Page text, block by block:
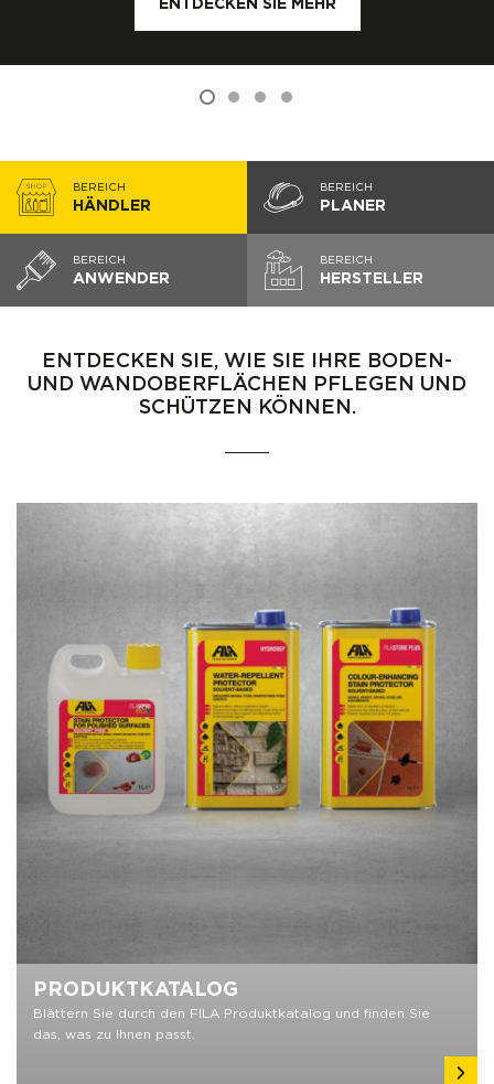
ENTDECKEN SIE MEHR
ENTDECKEN SIE MEHR
BEREICH
HÄNDLER
BEREICH
PLANER
BEREICH
ANWENDER
BEREICH
HERSTELLER
ENTDECKEN SIE, WIE SIE IHRE BODEN-
UND WANDOBERFLÄCHEN PFLEGEN UND
SCHÜTZEN KÖNNEN.
PRODUKTKATALOG
Blättern Sie durch den FILA Produktkatalog und finden Sie
das, was zu Ihnen passt.